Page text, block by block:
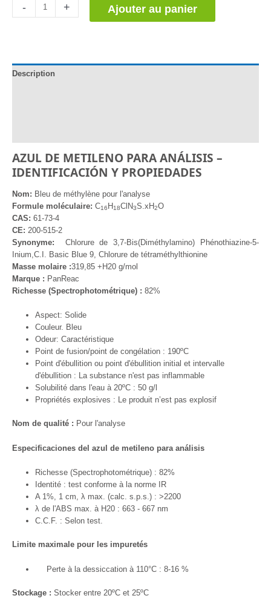
-
para
Análisis
+ Ajouter au panier
Description
AZUL DE METILENO PARA ANÁLISIS –
IDENTIFICACIÓN Y PROPIEDADES
Nom: Bleu de méthylène pour l'analyse
Formule moléculaire: C16H18ClN3S.xH2O
CAS: 61-73-4
CE: 200-515-2
Synonyme: Chlorure de 3,7-Bis(Diméthylamino) Phénothiazine-5-
Inium,C.I. Basic Blue 9, Chlorure de tétraméthylthionine
Masse molaire :319,85 +H20 g/mol
Marque : PanReac
Richesse (Spectrophotométrique) : 82%
Aspect: Solide
Couleur. Bleu
Odeur: Caractéristique
Point de fusion/point de congélation : 190ºC
Point d'ébullition ou point d'ébullition initial et intervalle
d'ébullition : La substance n'est pas inflammable
Solubilité dans l'eau à 20ºC : 50 g/l
Propriétés explosives : Le produit n’est pas explosif
Nom de qualité : Pour l'analyse
Especificaciones del azul de metileno para análisis
Richesse (Spectrophotométrique) : 82%
Identité : test conforme à la norme IR
A 1%, 1 cm, λ max. (calc. s.p.s.) : >2200
λ de l'ABS max. à H20 : 663 - 667 nm
C.C.F. : Selon test.
Limite maximale pour les impuretés
Perte à la dessiccation à 110°C : 8-16 %
Stockage : Stocker entre 20ºC et 25ºC